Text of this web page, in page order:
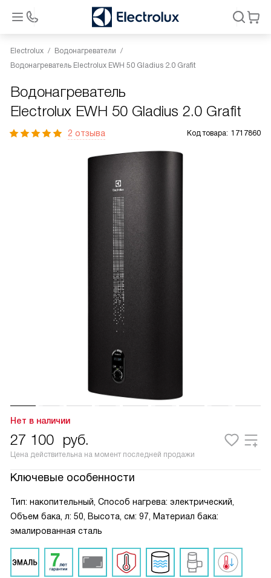
Electrolux
Водонагреватели
Водонагреватель Electrolux EWH 50 Gladius 2.0 Grafit
Водонагреватель
Electrolux EWH 50 Gladius 2.0 Grafit
2 отзыва Код товара: 1717860
Нет в наличии
27 100 руб.
Цена действительна на момент последней продажи
Ключевые особенности
Тип: накопительный, Способ нагрева: электрический,
Объем бака, л: 50, Высота, см: 97, Материал бака:
эмалированная сталь